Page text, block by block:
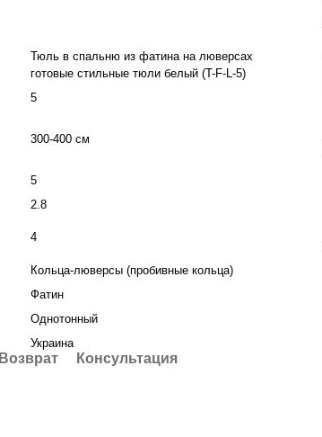
Тюль в спальню из фатина на люверсах
готовые стильные тюли белый (T-F-L-5)
5
300-400 см
5
2.8
4
Кольца-люверсы (пробивные кольца)
Фатин
Однотонный
Украина
Возврат Консультация